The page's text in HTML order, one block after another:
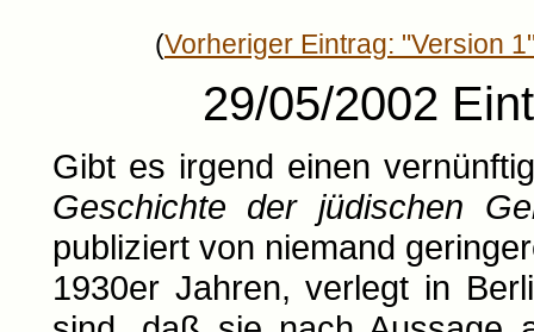
(Vorheriger Eintrag: "Version
29/05/2002
Gibt es irgend einen
Geschichte der jüdischen
publiziert von niemand
1930er Jahren, verlegt in